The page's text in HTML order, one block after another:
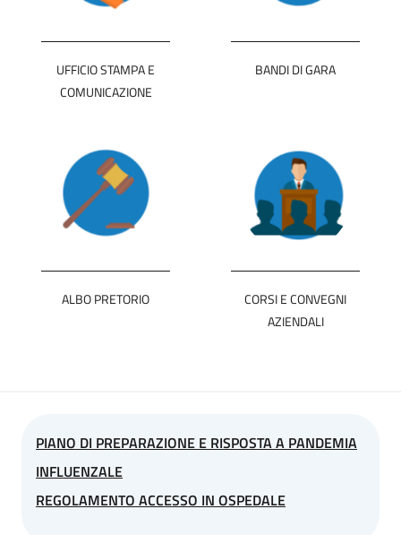
UFFICIO STAMPA E
COMUNICAZIONE
BANDI DI GARA
ALBO PRETORIO
CORSI E CONVEGNI
AZIENDALI
PIANO DI PREPARAZIONE E RISPOSTA A PANDEMIA
INFLUENZALE
REGOLAMENTO ACCESSO IN OSPEDALE